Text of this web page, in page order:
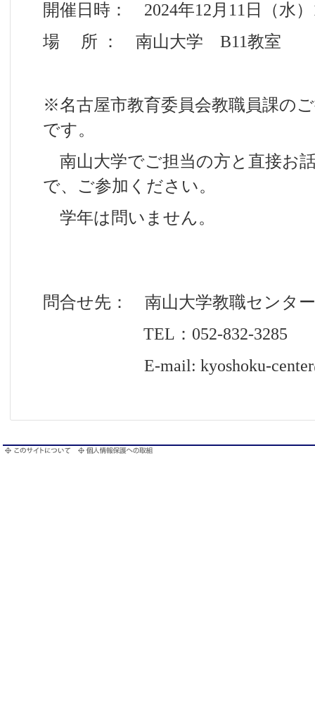
開催日時： 2024年12月11日（水）
場 所 ： 南山大学 B11教室
※名古屋市教育委員会教職員課の
です。
南山大学でご担当の方と直接お
で、ご参加ください。
学年は問いません。
問合せ先： 南山大学教職センタ
TEL：052-832-3285
E-mail: kyoshoku-